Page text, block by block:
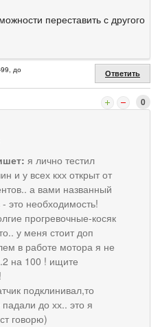
переставить с другого
до
Ответить
0
я лично тестил
и у всех кхх открыт от
а вами названный
- это необходимость!
прогревочные-косяк
у меня стоит доп
в работе мотора я не
на 100 ! ищите
подклинивал,то
до хх.. это я
говорю)